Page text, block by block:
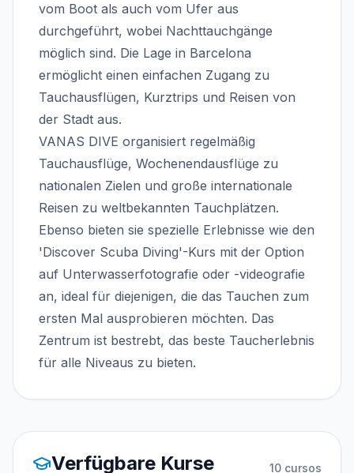
vom Boot als auch vom Ufer aus
durchgeführt, wobei Nachttauchgänge
möglich sind. Die Lage in Barcelona
ermöglicht einen einfachen Zugang zu
Tauchausflügen, Kurztrips und Reisen von
der Stadt aus.
VANAS DIVE organisiert regelmäßig
Tauchausflüge, Wochenendausflüge zu
nationalen Zielen und große internationale
Reisen zu weltbekannten Tauchplätzen.
Ebenso bieten sie spezielle Erlebnisse wie den
'Discover Scuba Diving'-Kurs mit der Option
auf Unterwasserfotografie oder -videografie
an, ideal für diejenigen, die das Tauchen zum
ersten Mal ausprobieren möchten. Das
Zentrum ist bestrebt, das beste Taucherlebnis
für alle Niveaus zu bieten.
Verfügbare Kurse 10 cursos